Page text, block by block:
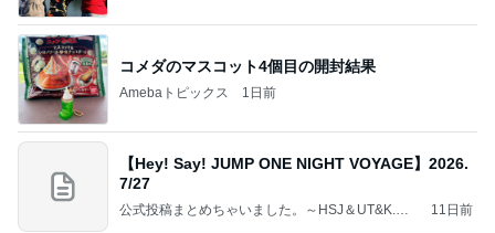
コメダのマスコット4個目の開封結果
Amebaトピックス 1日前
【Hey! Say! JUMP ONE NIGHT VOYAGE】2026.
7/27
公式投稿まとめちゃいました。～HSJ＆UT&K.O.
11日前